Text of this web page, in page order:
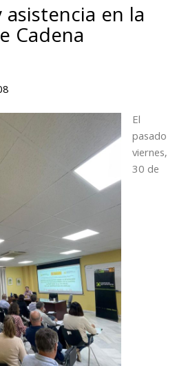
en la
Cadena
El
pasado
viernes,
30 de